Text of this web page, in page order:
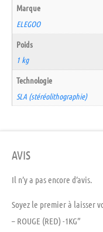
Marque
ELEGOO
Poids
1 kg
Technologie
SLA (stéréolithographie)
AVIS
Il n’y a pas encore d’avis.
Soyez le premier à laisser
– ROUGE (RED) -1KG”